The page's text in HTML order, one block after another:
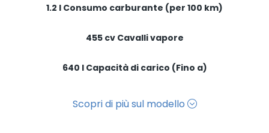
1.2 l Consumo carburante (per 100 km)
455cv Cavalli vapore
640 l Capacità di carico (Fino a)
Scopri di più sul modello